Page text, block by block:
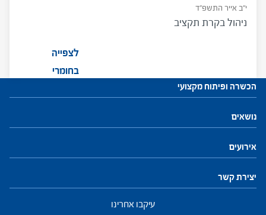
י"ב אייר התשפ"ד
ניהול בקרת תקציב
לצפייה
בחומרי
הכשרה ופיתוח מקצועי
התוכנית להכשרת מנהלי בתי ספר
פיתוח מקצועי למנהלים ולמנהלות
פיתוח מקצועי למפקחים ולמפקחות
נושאים
התמקדות ביחיד
אירועים
יצירת קשר
עיקבו אחרינו